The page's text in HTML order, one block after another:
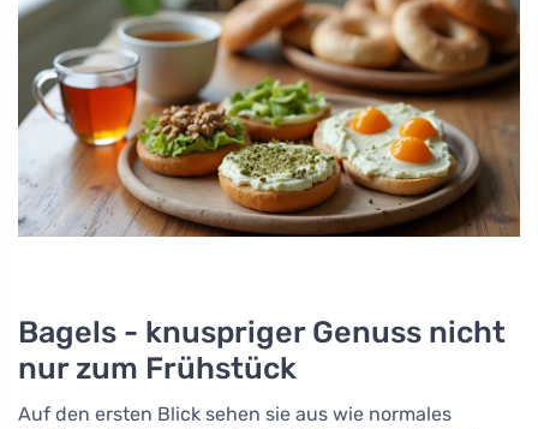
Bagels - knuspriger Genuss nicht
nur zum Frühstück
Auf den ersten Blick sehen sie aus wie normales